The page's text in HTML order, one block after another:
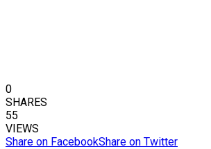
0
SHARES
55
VIEWS
Share on FacebookShare on Twitter